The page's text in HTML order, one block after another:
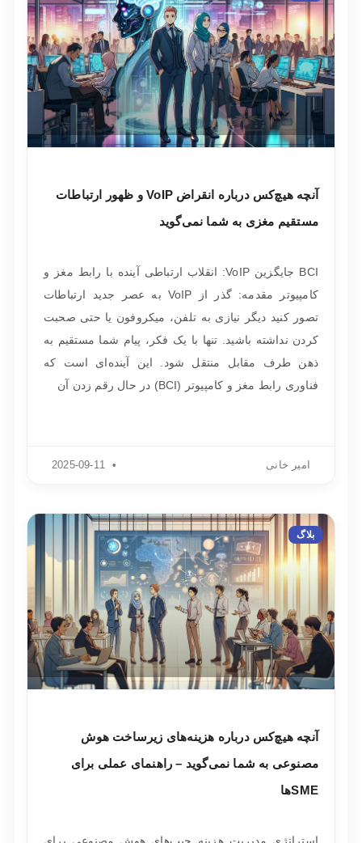
آنچه هیچ‌کس درباره انقراض VoIP و ظهور ارتباطات
مستقیم مغزی به شما نمی‌گوید
BCI جایگزین VoIP: انقلاب ارتباطی آینده با رابط مغز و
کامپیوتر مقدمه: گذر از VoIP به عصر جدید ارتباطات
تصور کنید دیگر نیازی به تلفن، میکروفون یا حتی صحبت
کردن نداشته باشید. تنها با یک فکر، پیام شما مستقیم به
ذهن طرف مقابل منتقل شود. این آینده‌ای است که
فناوری رابط مغز و کامپیوتر (BCI) در حال رقم زدن آن
امیر خانی
بلاگ
آنچه هیچ‌کس درباره هزینه‌های زیرساخت هوش
مصنوعی به شما نمی‌گوید – راهنمای عملی برای
SMEها